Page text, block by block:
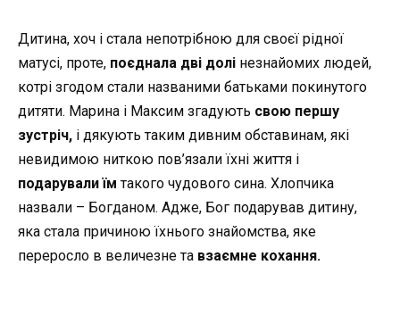
Дитина, хоч і стала непотрібною для своєї рідної
матусі, проте, поєднала дві долі незнайомих людей,
котрі згодом стали названими батьками покинутого
дитяти. Марина і Максим згадують свою першу
зустріч, і дякують таким дивним обставинам, які
невидимою ниткою пов’язали їхні життя і
подарували їм такого чудового сина. Хлопчика
назвали – Богданом. Адже, Бог подарував дитину,
яка стала причиною їхнього знайомства, яке
переросло в величезне та взаємне кохання.